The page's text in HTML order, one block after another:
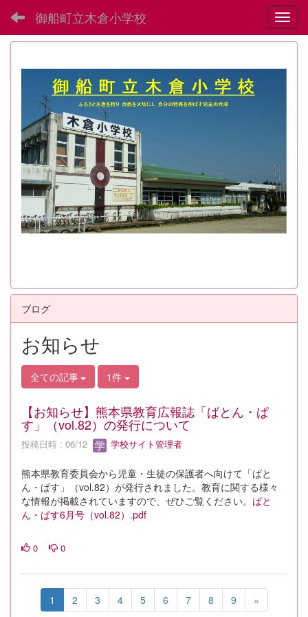
御船町立木倉小学校
ブログ
お知らせ
全ての記事 1件
【お知らせ】熊本県教育広報誌「ばとん・ぱ
す」（vol.82）の発行について
投稿日時 : 06/12 学校サイト管理者
熊本県教育委員会から児童・生徒の保護者へ向けて「ばと
ん・ぱす」（vol.82）が発行されました。教育に関する様々
な情報が掲載されていますので、ぜひご覧ください。 ばと
ん・ぱす6月号（vol.82）.pdf
0 0
1 2 3 4 5 6 7 8 9 »